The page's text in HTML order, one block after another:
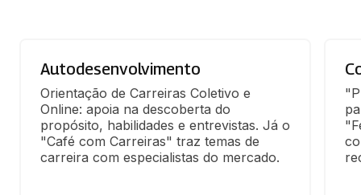
Autodesenvolvimento
Orientação de Carreiras Coletivo e
Online: apoia na descoberta do
propósito, habilidades e entrevistas. Já o
"Café com Carreiras" traz temas de
carreira com especialistas do mercado.